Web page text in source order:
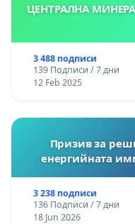
ЦЕНТРАЛНА
3 488 подписи
139 Подписи / 7 дни
12 Feb 2025
Призив за
енергийната
3 238 подписи
136 Подписи / 7 дни
18 Jun 2026